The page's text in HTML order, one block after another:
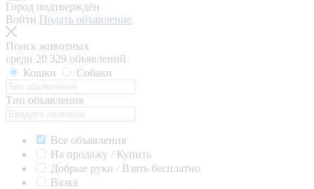
Город подтверждён
Войти Подать объявление
Поиск животных
среди 20 329 объявлений
Кошки
Собаки
Тип объявления
Все объявления
На продажу / Купить
Добрые руки / Взять бесплатно
Вязка